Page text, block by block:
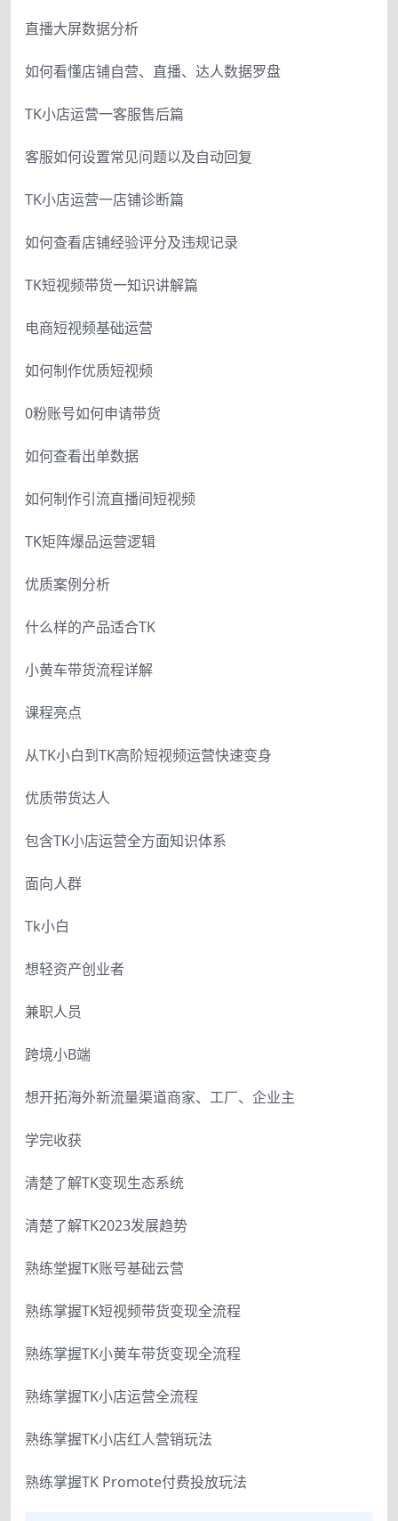
直播大屏数据分析
如何看懂店铺自营、直播、达人数据罗盘
TK小店运营一客服售后篇
客服如何设置常见问题以及自动回复
TK小店运营一店铺诊断篇
如何查看店铺经验评分及违规记录
TK短视频带货一知识讲解篇
电商短视频基础运营
如何制作优质短视频
0粉账号如何申请带货
如何查看出单数据
如何制作引流直播间短视频
TK矩阵爆品运营逻辑
优质案例分析
什么样的产品适合TK
小黄车带货流程详解
课程亮点
从TK小白到TK高阶短视频运营快速变身
优质带货达人
包含TK小店运营全方面知识体系
面向人群
Tk小白
想轻资产创业者
兼职人员
跨境小B端
想开拓海外新流量渠道商家、工厂、企业主
学完收获
清楚了解TK变现生态系统
清楚了解TK2023发展趋势
熟练堂握TK账号基础云营
熟练掌握TK短视频带货变现全流程
熟练掌握TK小黄车带货变现全流程
熟练掌握TK小店运营全流程
熟练掌握TK小店红人营销玩法
熟练掌握TK Promote付费投放玩法